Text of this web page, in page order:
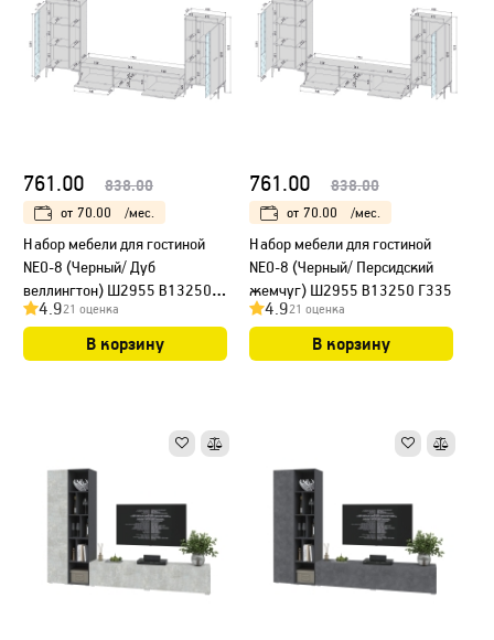
761.00 838.00
от 70.00 /мес.
Набор мебели для гостиной
NEO-8 (Черный/ Дуб
веллингтон) Ш2955 В13250
Г335
4.921 оценка
В корзину
761.00 838.00
от 70.00 /мес.
Набор мебели для гостиной
NEO-8 (Черный/ Персидский
жемчуг) Ш2955 В13250 Г335
4.921 оценка
В корзину